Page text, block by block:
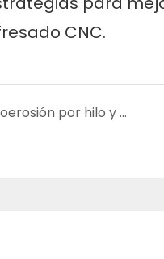
CNC.
Cómo combinar la electroerosión por hilo y el fresado CNC para la fabricación